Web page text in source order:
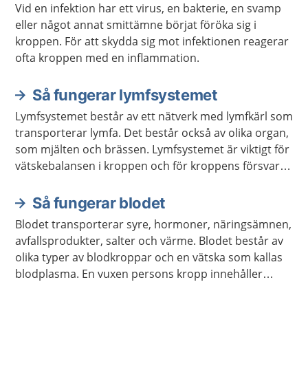
Vid en infektion har ett virus, en bakterie, en svamp
eller något annat smittämne börjat föröka sig i
kroppen. För att skydda sig mot infektionen reagerar
ofta kroppen med en inflammation.
Så fungerar lymfsystemet
Lymfsystemet består av ett nätverk med lymfkärl som
transporterar lymfa. Det består också av olika organ,
som mjälten och brässen. Lymfsystemet är viktigt för
vätskebalansen i kroppen och för kroppens försvar
Så fungerar blodet
Blodet transporterar syre, hormoner, näringsämnen,
avfallsprodukter, salter och värme. Blodet består av
olika typer av blodkroppar och en vätska som kallas
blodplasma. En vuxen persons kropp innehåller